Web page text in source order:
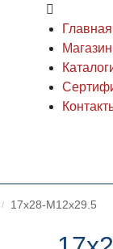
Главная
Магазин
/ 17x28-M12x29.5